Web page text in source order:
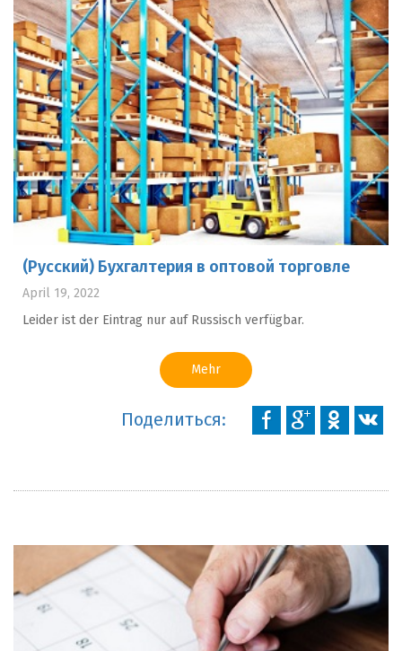
(Русский) Бухгалтерия в оптовой торговле
April 19, 2022
Leider ist der Eintrag nur auf Russisch verfügbar.
Mehr
Поделиться: